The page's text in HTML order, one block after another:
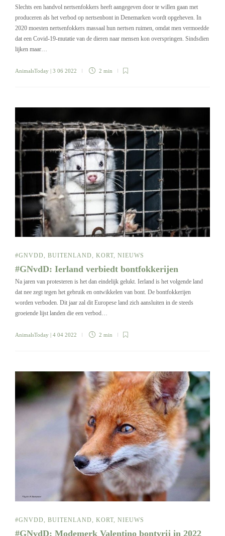
Slechts een handvol nertsenfokkers heeft aangegeven door te willen gaan met
produceren als het verbod op nertsenbont in Denemarken wordt opgeheven. In
2020 moesten nertsenfokkers massaal hun nertsen ruimen, omdat men vermoedde
dat een Covid-19-mutatie van de dieren naar mensen kon overspringen. Sindsdien
lijken maar…
AnimalsToday | 3 06 2022 2 min
#GNVDD, BUITENLAND, KORT, NIEUWS
#GNvdD: Ierland verbiedt bontfokkerijen
Na jaren van protesteren is het dan eindelijk gelukt. Ierland is het volgende land
dat nee zegt tegen het gebruik en ontwikkelen van bont. De bontfokkerijen
worden verboden. Dit jaar zal dit Europese land zich aansluiten in de steeds
groeiende lijst landen die een verbod…
AnimalsToday | 4 04 2022 2 min
#GNVDD BUITENLAND KORT NIEUWS
#GNvdD: Modemerk Valentino bontvrij in 2022